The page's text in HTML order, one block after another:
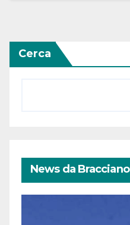
Cerca
News da Bracciano